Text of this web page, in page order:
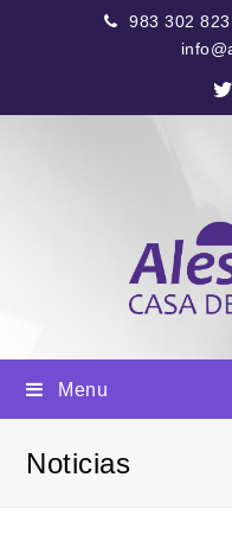
983 302 823
Menu
Noticias